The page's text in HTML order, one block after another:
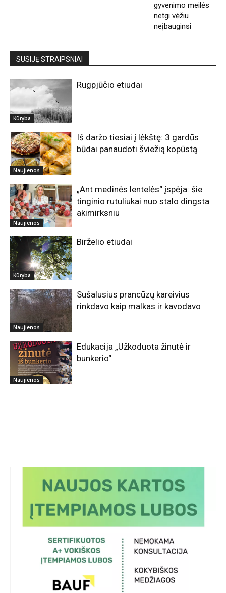
gyvenimo meilės
netgi vėžiu
neįbauginsi
SUSIJĘ STRAIPSNIAI
Kūryba
Rugpjūčio etiudai
Naujienos
Iš daržo tiesiai į lėkštę: 3 gardūs
būdai panaudoti šviežią kopūstą
Naujienos
„Ant medinės lentelės“ įspėja: šie
tinginio rutuliukai nuo stalo dingsta
akimirksniu
Kūryba
Birželio etiudai
Naujienos
Sušalusius prancūzų kareivius
rinkdavo kaip malkas ir kavodavo
Naujienos
Edukacija „Užkoduota žinutė ir
bunkerio“